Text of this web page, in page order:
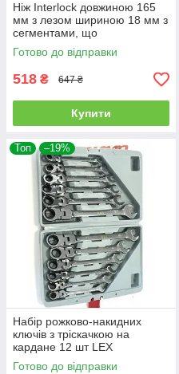
Ніж Interlock довжиною 165
мм з лезом шириною 18 мм з
сегментами, що
відламуються STANLEY 0-10-
018
Готово до відправки
518 ₴ 647 ₴
Купити
Топ –19%
Набір рожково-накидних
ключів з тріскачкою на
кардане 12 шт LEX
LXKRS12S
Готово до відправки